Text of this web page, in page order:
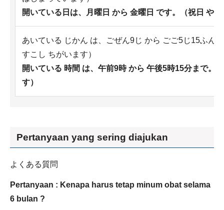
開いている日は、月曜日 から 金曜日 です。（祝日 や
あいている じかん は、ごぜん9じ から ごご5じ15ふん
すこし ちがいます）
開いている 時間 は、午前9時 から 午後5時15分まで。
す）
Pertanyaan yang sering diajukan
よくある質問
Pertanyaan : Kenapa harus tetap minum obat selama
6 bulan ?